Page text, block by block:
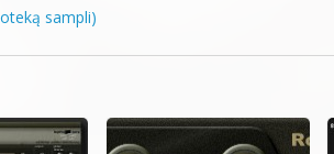
sampli)